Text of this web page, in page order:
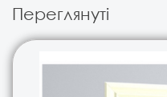
Переглянуті